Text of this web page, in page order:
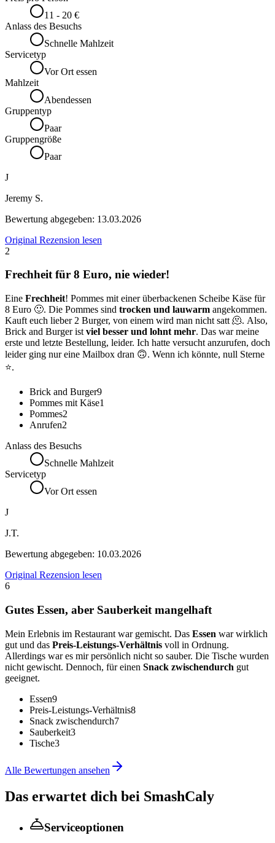
11 - 20 €
Anlass des Besuchs
Schnelle Mahlzeit
Servicetyp
Vor Ort essen
Mahlzeit
Abendessen
Gruppentyp
Paar
Gruppengröße
Paar
J
Jeremy S.
Bewertung abgegeben: 13.03.2026
Original Rezension lesen
2
Frechheit für 8 Euro, nie wieder!
Eine Frechheit! Pommes mit einer überbackenen Scheibe Käse für
8 Euro 🙂. Die Pommes sind trocken und lauwarm angekommen.
Kauft euch lieber 2 Burger, von einem wird man nicht satt 🫠. Also,
Brick and Burger ist viel besser und lohnt mehr. Das war meine
erste und letzte Bestellung, leider. Ich hatte versucht anzurufen, doch
leider ging nur eine Mailbox dran 🙃. Wenn ich könnte, null Sterne
⭐️.
Brick and Burger9
Pommes mit Käse1
Pommes2
Anrufen2
Anlass des Besuchs
Schnelle Mahlzeit
Servicetyp
Vor Ort essen
J
J.T.
Bewertung abgegeben: 10.03.2026
Original Rezension lesen
6
Gutes Essen, aber Sauberkeit mangelhaft
Mein Erlebnis im Restaurant war gemischt. Das Essen war wirklich
gut und das Preis-Leistungs-Verhältnis voll in Ordnung.
Allerdings war es mir persönlich nicht so sauber. Die Tische wurden
nicht gewischt. Dennoch, für einen Snack zwischendurch gut
geeignet.
Essen9
Preis-Leistungs-Verhältnis8
Snack zwischendurch7
Sauberkeit3
Tische3
Alle Bewertungen ansehen
Das erwartet dich bei SmashCaly
Serviceoptionen